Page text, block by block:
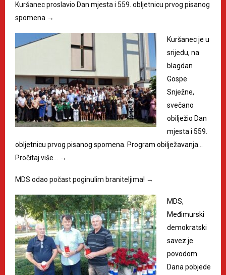
Kuršanec proslavio Dan mjesta i 559. obljetnicu prvog pisanog
spomena →
Kuršanec je u
srijedu, na
blagdan
Gospe
Snježne,
svečano
obilježio Dan
mjesta i 559.
obljetnicu prvog pisanog spomena. Program obilježavanja…
Pročitaj više…
→
MDS odao počast poginulim braniteljima! →
MDS,
Međimurski
demokratski
savez je
povodom
Dana pobjede